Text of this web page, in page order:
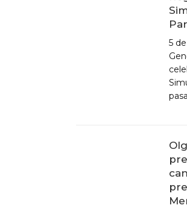
X CONGRESO
EQUIPO
PONENCIA DE
5